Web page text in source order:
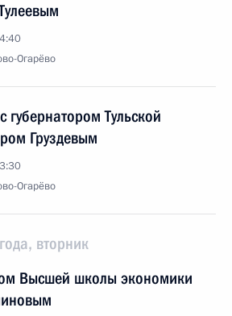
Огарёво
губернатором Тульской
Груздевым
Огарёво
вторник
Высшей школы экономики